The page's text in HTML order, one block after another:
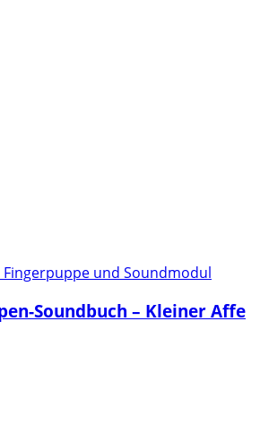
und Soundmodul
Soundbuch – Kleiner Affe